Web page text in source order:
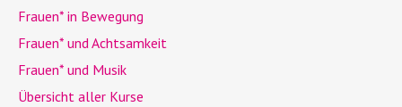
Frauen* in Bewegung
Frauen* und Achtsamkeit
Frauen* und Musik
Übersicht aller Kurse